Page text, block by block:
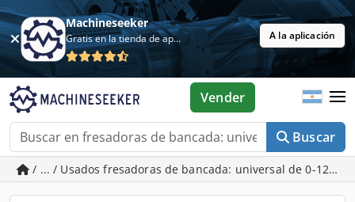
Machineseeker
Gratis en la tienda de aplicaciones A la aplicación
Buscar
Vender
/ ... / Usados fresadoras de bancada: universal de 0-1299